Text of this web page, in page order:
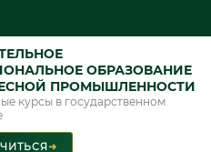
ОБРАЗОВАНИЕ
ПРОМЫШЛЕННОСТИ
курсы в государственном
➜